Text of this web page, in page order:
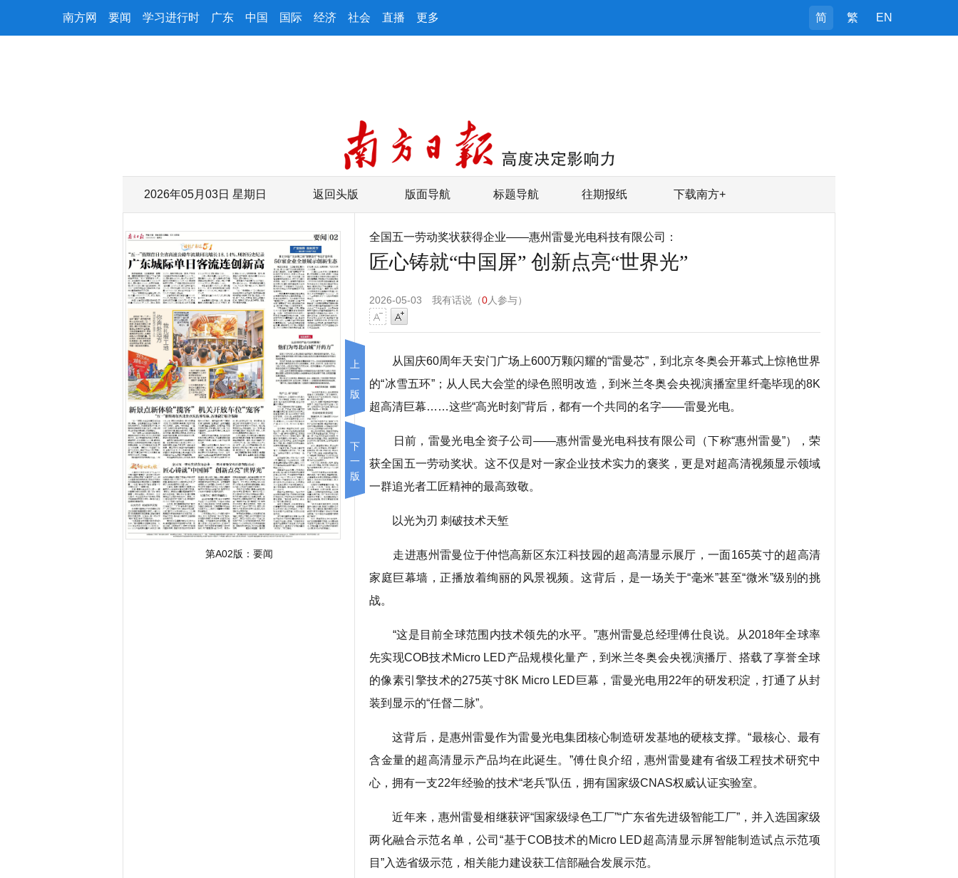
南方网 要闻 学习进行时 广东 中国 国际 经济 社会 直播 更多 简 繁 EN
2026年05月03日 星期日 返回头版 版面导航 标题导航 往期报纸 下载南方+
上
一
版
下
一
版
第A02版： 要闻
全国五一劳动奖状获得企业——惠州雷曼光电科技有限公司：
匠心铸就“中国屏” 创新点亮“世界光”
2026-05-03 我有话说（0人参与）
字号减小字号增大
从国庆60周年天安门广场上600万颗闪耀的“雷曼芯”，到北京冬奥会开幕式上惊艳世界
的“冰雪五环”；从人民大会堂的绿色照明改造，到米兰冬奥会央视演播室里纤毫毕现的8K
超高清巨幕……这些“高光时刻”背后，都有一个共同的名字——雷曼光电。
日前，雷曼光电全资子公司——惠州雷曼光电科技有限公司（下称“惠州雷曼”），荣
获全国五一劳动奖状。这不仅是对一家企业技术实力的褒奖，更是对超高清视频显示领域
一群追光者工匠精神的最高致敬。
以光为刃 刺破技术天堑
走进惠州雷曼位于仲恺高新区东江科技园的超高清显示展厅，一面165英寸的超高清
家庭巨幕墙，正播放着绚丽的风景视频。这背后，是一场关于“毫米”甚至“微米”级别的挑
战。
“这是目前全球范围内技术领先的水平。”惠州雷曼总经理傅仕良说。从2018年全球率
先实现COB技术Micro LED产品规模化量产，到米兰冬奥会央视演播厅、搭载了享誉全球
的像素引擎技术的275英寸8K Micro LED巨幕，雷曼光电用22年的研发积淀，打通了从封
装到显示的“任督二脉”。
这背后，是惠州雷曼作为雷曼光电集团核心制造研发基地的硬核支撑。“最核心、最有
含金量的超高清显示产品均在此诞生。”傅仕良介绍，惠州雷曼建有省级工程技术研究中
心，拥有一支22年经验的技术“老兵”队伍，拥有国家级CNAS权威认证实验室。
近年来，惠州雷曼相继获评“国家级绿色工厂”“广东省先进级智能工厂”，并入选国家级
两化融合示范名单，公司“基于COB技术的Micro LED超高清显示屏智能制造试点示范项
目”入选省级示范，相关能力建设获工信部融合发展示范。